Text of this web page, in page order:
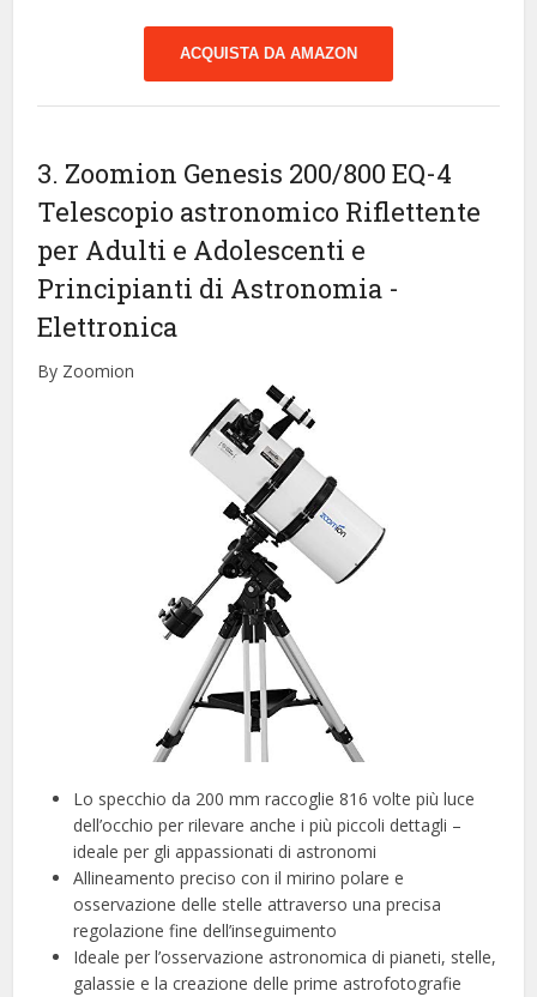
ACQUISTA DA AMAZON
3. Zoomion Genesis 200/800 EQ-4
Telescopio astronomico Riflettente
per Adulti e Adolescenti e
Principianti di Astronomia -
Elettronica
By Zoomion
Lo specchio da 200 mm raccoglie 816 volte più luce
dell’occhio per rilevare anche i più piccoli dettagli –
ideale per gli appassionati di astronomi
Allineamento preciso con il mirino polare e
osservazione delle stelle attraverso una precisa
regolazione fine dell’inseguimento
Ideale per l’osservazione astronomica di pianeti, stelle,
galassie e la creazione delle prime astrofotografie